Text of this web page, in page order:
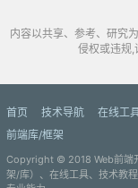
内容以共享、参考、研究
侵权或违规,
首页 技术导航 在线工
前端库/框架